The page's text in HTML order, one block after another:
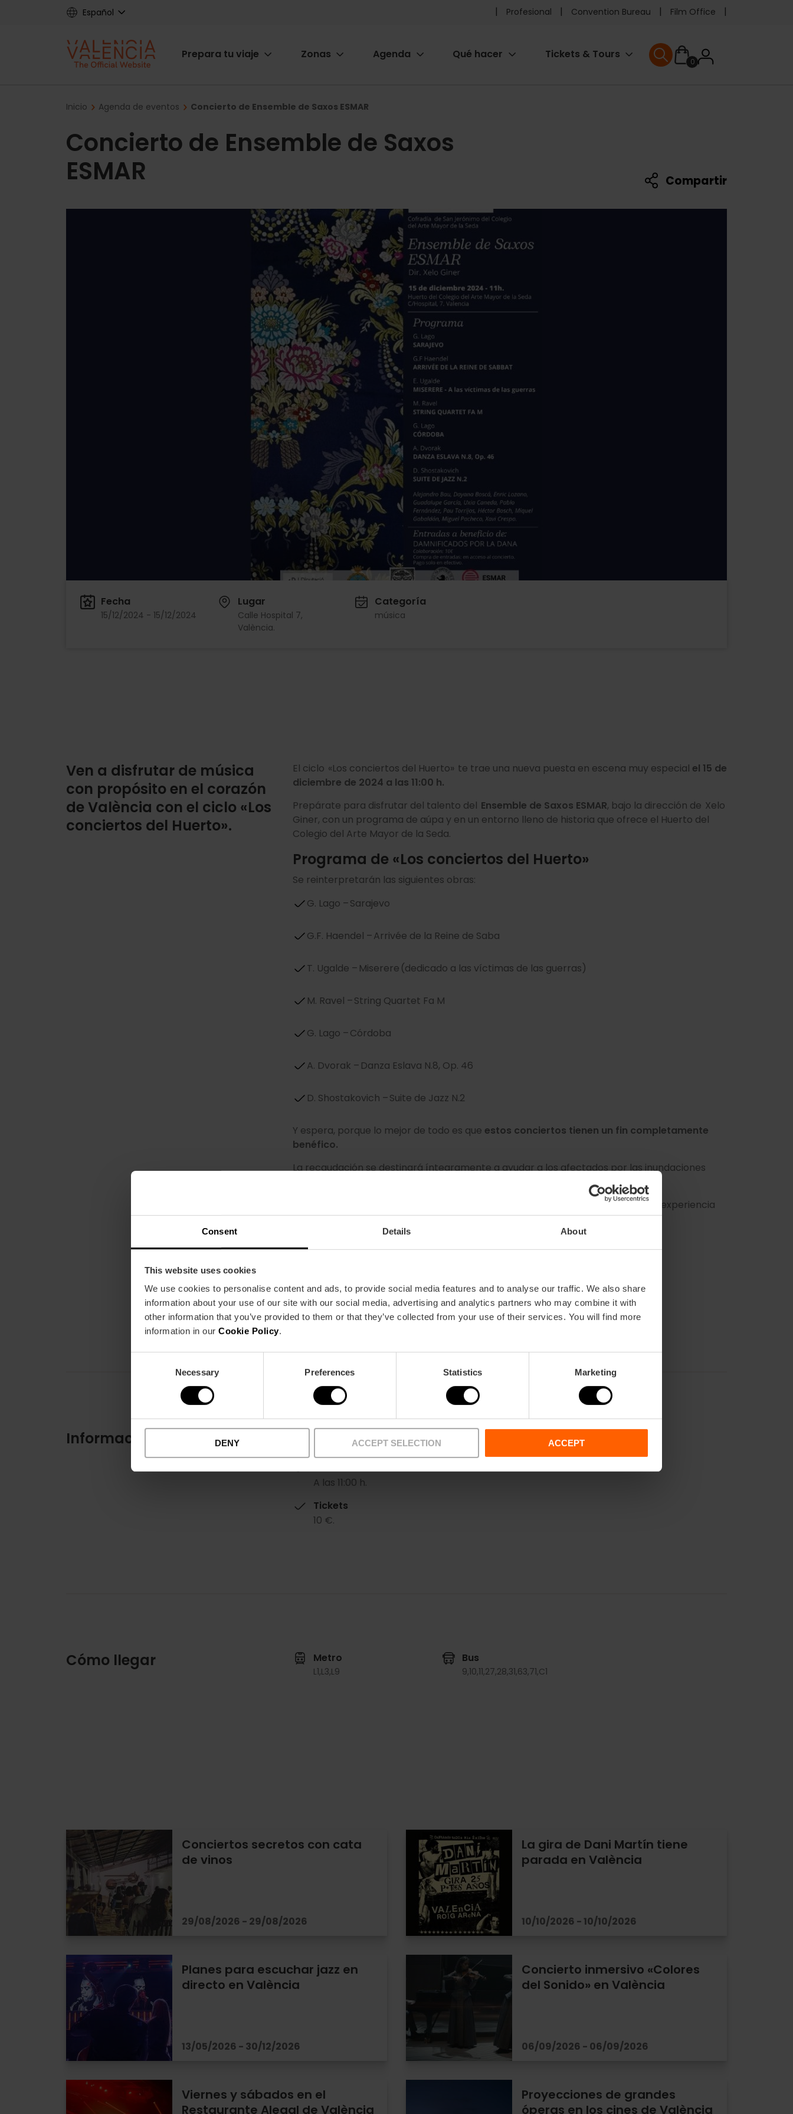
Consent Details About
This website uses cookies
We use cookies to personalise content and ads, to provide social media features and to analyse our traffic. We also share
information about your use of our site with our social media, advertising and analytics partners who may combine it with
other information that you’ve provided to them or that they’ve collected from your use of their services. You will find more
information in our Cookie Policy.
Necessary Preferences Statistics Marketing
DENY ACCEPT SELECTION ACCEPT
Español
Pre
header
Profesional Convention Bureau Film Office
Main
Prepara tu viaje Zonas Agenda Qué hacer Tickets & Tours
0User
User menu
Breadcrumb
Inicio Agenda de eventos Concierto de Ensemble de Saxos ESMAR
Concierto de Ensemble de Saxos
ESMAR
Compartir
Fecha
15/12/2024 - 15/12/2024
Lugar
Calle Hospital 7,
València.
Categoría
música
Ven a disfrutar de música
con propósito en el corazón
de València con el ciclo «Los
conciertos del Huerto».
El ciclo «Los conciertos del Huerto» te trae una nueva puesta en escena muy especial el 15 de
diciembre de 2024 a las 11:00 h.
Prepárate para disfrutar del talento del Ensemble de Saxos ESMAR, bajo la dirección de Xelo
Giner, con un programa de aúpa y en un entorno lleno de historia que ofrece el Huerto del
Colegio del Arte Mayor de la Seda.
Programa de «Los conciertos del Huerto»
Se reinterpretarán las siguientes obras:
G. Lago – Sarajevo
G.F. Haendel – Arrivée de la Reine de Saba
T. Ugalde – Miserere (dedicado a las víctimas de las guerras)
M. Ravel – String Quartet Fa M
G. Lago – Córdoba
A. Dvorak – Danza Eslava N.8, Op. 46
D. Shostakovich – Suite de Jazz N.2
Y espera, porque lo mejor de todo es que estos conciertos tienen un fin completamente
benéfico.
La recaudación se destinará íntegramente a ayudar a los afectados por las inundaciones
¿Te vienes a formar parte de este proyecto solidario mientras disfrutas de una experiencia
musical exquisita con «Los conciertos del Huerto»?
Información práctica
15/12/2024 - 15/12/2024
Horarios
A las 11:00 h.
Tickets
10 €.
Cómo llegar Metro
L1,L3,L9
Bus
9,10,11,27,28,31,63,71,C1
Conciertos secretos con cata
de vinos
29/08/2026 - 29/08/2026
La gira de Dani Martín tiene
parada en València
10/10/2026 - 10/10/2026
Planes para escuchar jazz en
directo en València
13/05/2026 - 30/12/2026
Concierto inmersivo «Colores
del Sonido» en València
06/09/2026 - 06/09/2026
Viernes y sábados en el
Restaurante Alegal de València
Proyecciones de grandes
óperas en los cines de València